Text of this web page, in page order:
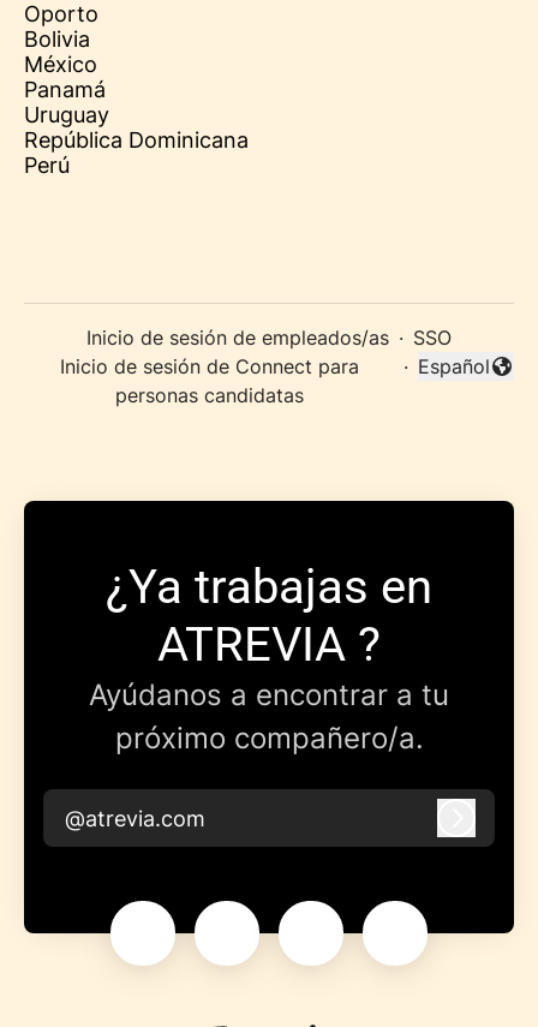
Oporto
Bolivia
México
Panamá
Uruguay
República Dominicana
Perú
Inicio de sesión de empleados/as · SSO
Inicio de sesión de Connect para
personas candidatas
·
Cambiar
Español
¿Ya trabajas en
ATREVIA ?
Ayúdanos a encontrar a tu
próximo compañero/a.
@atrevia.com